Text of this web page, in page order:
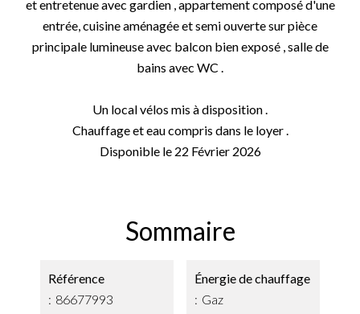
et entretenue avec gardien , appartement composé d'une
entrée, cuisine aménagée et semi ouverte sur pièce
principale lumineuse avec balcon bien exposé , salle de
bains avec WC .
Un local vélos mis à disposition .
Chauffage et eau compris dans le loyer .
Disponible le 22 Février 2026
Sommaire
Référence
86677993
Énergie de chauffage
Gaz